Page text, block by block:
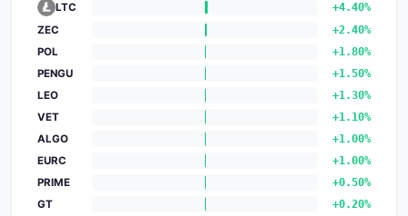
LTC
+4.40%
ZEC
+2.40%
POL
+1.80%
PENGU
+1.50%
LEO
+1.30%
VET
+1.10%
ALGO
+1.00%
EURC
+1.00%
PRIME
+0.50%
GT
+0.20%